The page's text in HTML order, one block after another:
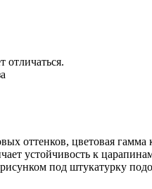
отличаться.
оттенков, цветовая
устойчивость к
рисунком под штукатурку